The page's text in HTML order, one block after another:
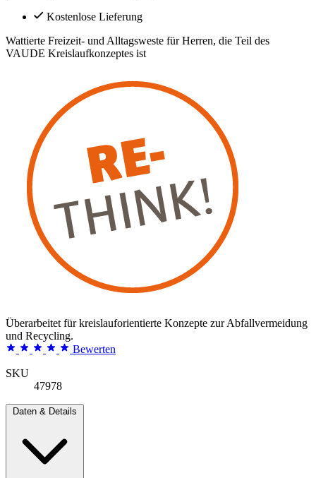
Kostenlose Lieferung
Wattierte Freizeit- und Alltagsweste für Herren, die Teil des
VAUDE Kreislaufkonzeptes ist
Überarbeitet für kreislauforientierte Konzepte zur Abfallvermeidung
und Recycling.
Bewerten
SKU
47978
Daten & Details